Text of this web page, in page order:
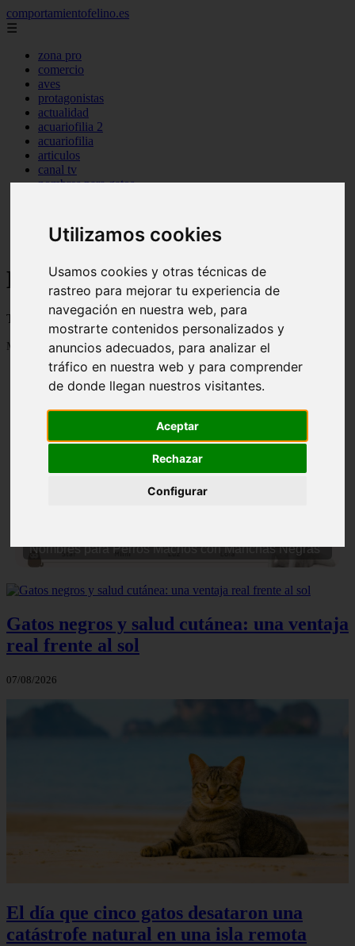
Utilizamos cookies
Usamos cookies y otras técnicas de
rastreo para mejorar tu experiencia de
navegación en nuestra web, para
mostrarte contenidos personalizados y
anuncios adecuados, para analizar el
tráfico en nuestra web y para comprender
de donde llegan nuestros visitantes.
Aceptar
Rechazar
Configurar
comportamientofelino.es
☰
zona pro
comercio
aves
protagonistas
actualidad
acuariofilia 2
acuariofilia
articulos
canal tv
nombres para gatos
uncategorized
zona pro
Blog sobre gatos
Todo sobre gatos, nombres de gatos y razas de gatos
Mostrando 1 - 24 de 2800 artículos
Nombres para Perros Machos con Manchas Negras
Gatos negros y salud cutánea: una ventaja
real frente al sol
07/08/2026
El día que cinco gatos desataron una
catástrofe natural en una isla remota